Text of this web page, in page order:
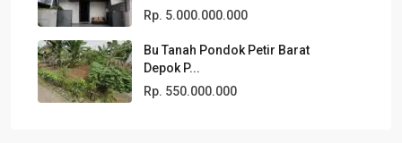
Rp. 5.000.000.000
Bu Tanah Pondok Petir Barat
Depok P...
Rp. 550.000.000